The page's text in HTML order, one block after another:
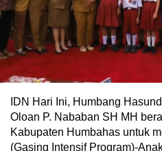
IDN Hari Ini, Humbang
Oloan P. Nababan SH MH
Kabupaten Humbahas untuk
(Gasing Intensif Program)-